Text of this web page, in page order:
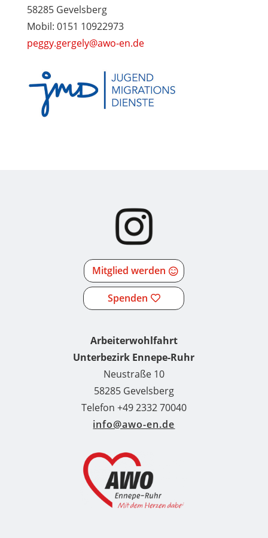
58285 Gevelsberg
Mobil: 0151 10922973
peggy.gergely@awo-en.de
Mitglied werden
Spenden
Arbeiterwohlfahrt
Unterbezirk Ennepe-Ruhr
Neustraße 10
58285 Gevelsberg
Telefon +49 2332 70040
info@awo-en.de